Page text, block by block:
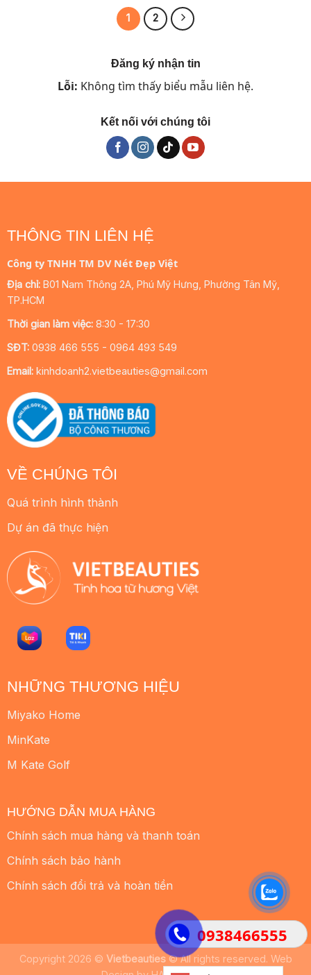
0938466555
1 2
Đăng ký nhận tin
Lỗi: Không tìm thấy biểu mẫu liên hệ.
Kết nối với chúng tôi
VỀ CHÚNG TÔI
Quá trình hình thành
Dự án đã thực hiện
NHỮNG THƯƠNG HIỆU
Miyako Home
MinKate
M Kate Golf
HƯỚNG DẪN MUA HÀNG
Chính sách mua hàng và thanh toán
Chính sách bảo hành
Chính sách đổi trả và hoàn tiền
THÔNG TIN LIÊN HỆ
Công ty TNHH TM DV Nét Đẹp Việt
Địa chỉ: B01 Nam Thông 2A, Phú Mỹ Hưng, Phường Tân Mỹ,
TP.HCM
Thời gian làm việc:8:30 - 17:30
SĐT:0938 466 555 - 0964 493 549
Email:kinhdoanh2.vietbeauties@gmail.com
Copyright 2026 © Vietbeauties© All rights reserved. Web